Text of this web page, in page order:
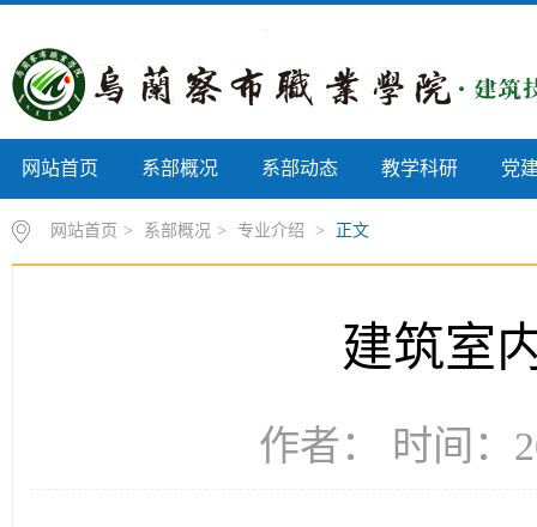
网站首页 系部概况 系部动态 教学科研 党
网站首页 > 系部概况 > 专业介绍 > 正文
建筑室
作者： 时间：